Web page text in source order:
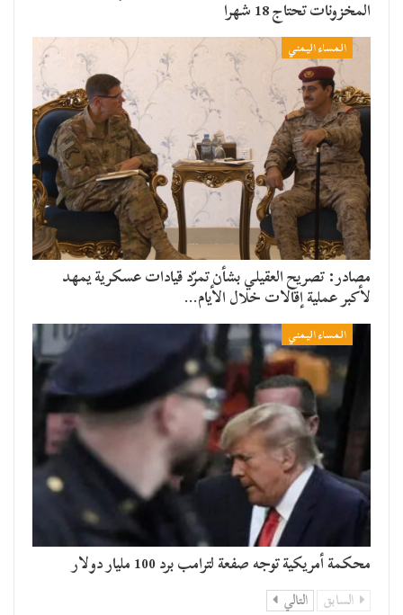
المخزونات تحتاج 18 شهرا
المساء اليمني
مصادر: تصريح العقيلي بشأن تمرّد قيادات عسكرية يمهد
لأكبر عملية إقالات خلال الأيام…
المساء اليمني
محكمة أمريكية توجه صفعة لترامب برد 100 مليار دولار
السابق التالي